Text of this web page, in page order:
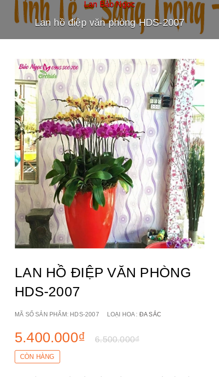
Lan Bảo Ngọc
Lan hồ điệp văn phòng HDS-2007
LAN HỒ ĐIỆP VĂN PHÒNG
HDS-2007
MÃ SỐ SẢN PHẨM: HDS-2007 LOẠI HOA : ĐA SẮC
5.400.000₫ 6.500.000₫
CÒN HÀNG